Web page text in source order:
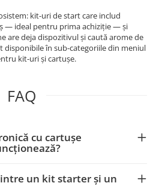
kit-uri de start care includ
— ideal pentru prima achiziție — și
are deja dispozitivul și caută arome de
disponibile în sub-categoriile din meniul
kit-uri și cartușe.
FAQ
cu cartușe
un kit starter și un